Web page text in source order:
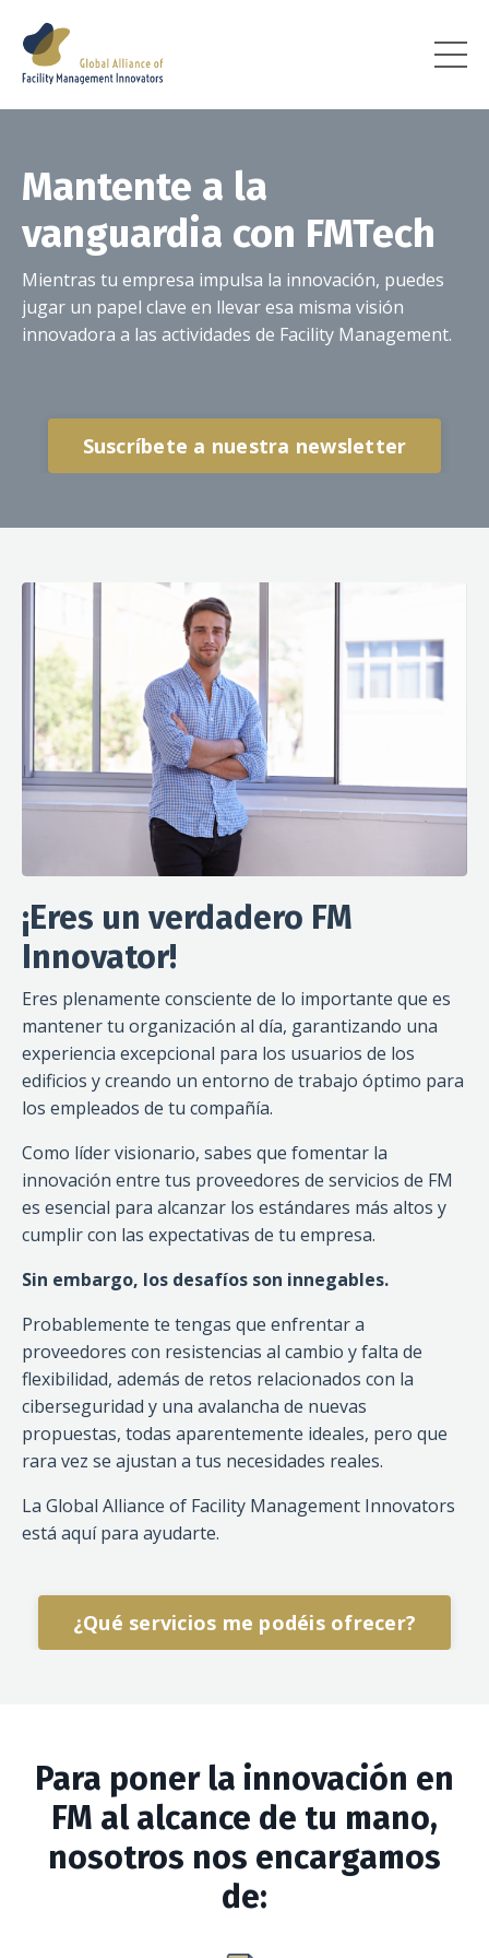
Mantente a la
vanguardia con FMTech
Mientras tu empresa impulsa la innovación, puedes
jugar un papel clave en llevar esa misma visión
innovadora a las actividades de Facility Management.
Suscríbete a nuestra newsletter
¡Eres un verdadero FM
Innovator!
Eres plenamente consciente de lo importante que es
mantener tu organización al día, garantizando una
experiencia excepcional para los usuarios de los
edificios y creando un entorno de trabajo óptimo para
los empleados de tu compañía.
Como líder visionario, sabes que fomentar la
innovación entre tus proveedores de servicios de FM
es esencial para alcanzar los estándares más altos y
cumplir con las expectativas de tu empresa.
Sin embargo, los desafíos son innegables.
Probablemente te tengas que enfrentar a
proveedores con resistencias al cambio y falta de
flexibilidad, además de retos relacionados con la
ciberseguridad y una avalancha de nuevas
propuestas, todas aparentemente ideales, pero que
rara vez se ajustan a tus necesidades reales.
La Global Alliance of Facility Management Innovators
está aquí para ayudarte.
¿Qué servicios me podéis ofrecer?
Para poner la innovación en
FM al alcance de tu mano,
nosotros nos encargamos
de: